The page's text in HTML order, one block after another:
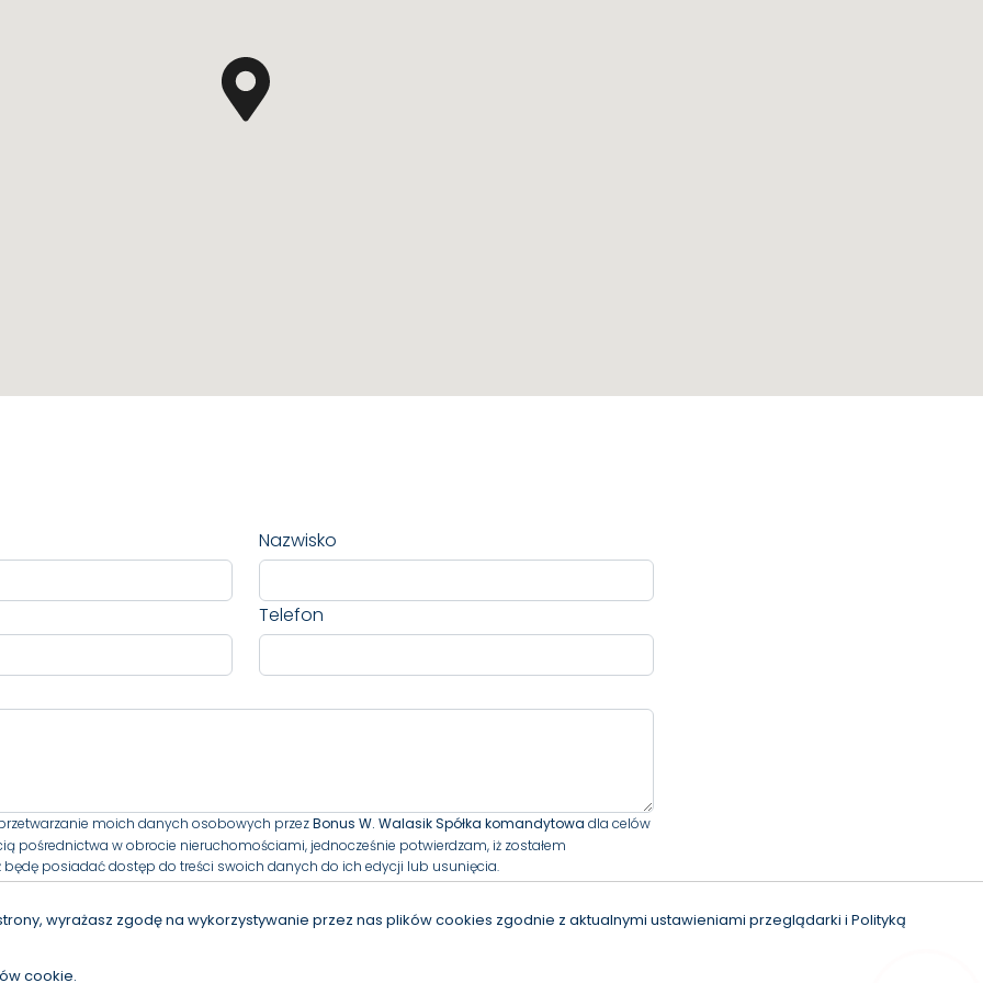
Nazwisko
Telefon
moich danych osobowych przezBonus W. Walasik Spółka komandytowa dla celów
pośrednictwa w obrocie nieruchomościami, jednocześnie potwierdzam, iż zostałem
posiadać dostęp do treści swoich danych do ich edycji lub usunięcia.
wyrażasz zgodę na wykorzystywanie przez nas plików cookies zgodnie z aktualnymi ustawieniami przeglądarki i Polityką
cookie.